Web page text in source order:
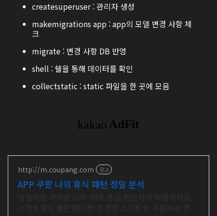
createsuperuser : 관리자 생성
makemigrations app : app의 모델 변경 사항 체
크
migrate : 변경 사항 DB 반영
shell : 쉘을 통해 데이터를 확인
collectstatic : static 파일을 한 곳에 모음
http://m.coupang.com 광고
APP 쿠팡 나의 휴식 패턴 정밀 분석